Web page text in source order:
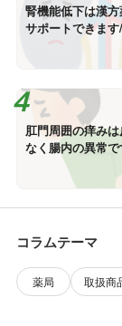
腎機能低下は漢
サポートできま
肛門周囲の痒み
なく腸内の異常
漢方専門薬局
コラムテーマ
薬局 取扱商